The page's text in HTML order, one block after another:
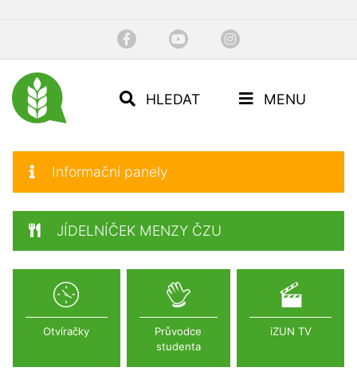
HLEDAT MENU
Informační panely
JÍDELNÍČEK MENZY ČZU
Otvíračky
Průvodce
studenta
iZUN TV